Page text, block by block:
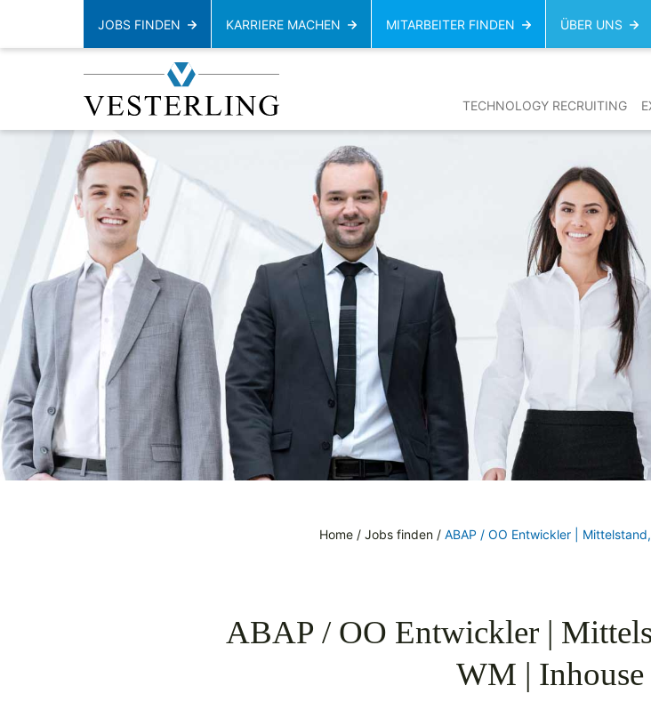
JOBS FINDEN KARRIERE MACHEN MITARBEITER FINDEN ÜBER UNS
TECHNOLOGY RECRUITING
Home / Jobs finden / ABAP / OO Entwickler |
ABAP / OO Entwickler |
WM |